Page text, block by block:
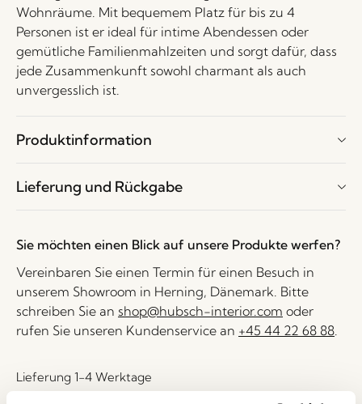
Wohnräume. Mit bequemem Platz für bis zu 4
Personen ist er ideal für intime Abendessen oder
gemütliche Familienmahlzeiten und sorgt dafür, dass
jede Zusammenkunft sowohl charmant als auch
unvergesslich ist.
Produktinformation
Lieferung und Rückgabe
Sie möchten einen Blick auf unsere Produkte werfen?
Vereinbaren Sie einen Termin für einen Besuch in
unserem Showroom in Herning, Dänemark. Bitte
schreiben Sie an shop@hubsch-interior.com oder
rufen Sie unseren Kundenservice an +45 44 22 68 88.
Lieferung 1-4 Werktage